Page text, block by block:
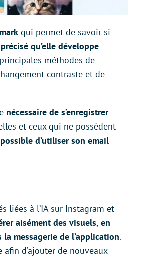
qui permet de savoir si
qu’elle développe
méthodes de
contraste et de
nécessaire de s’enregistrer
et ceux qui ne possèdent
d’utiliser son email
liées à l’IA sur Instagram et
aisément des visuels, en
la messagerie de l’application.
d’ajouter de nouveaux